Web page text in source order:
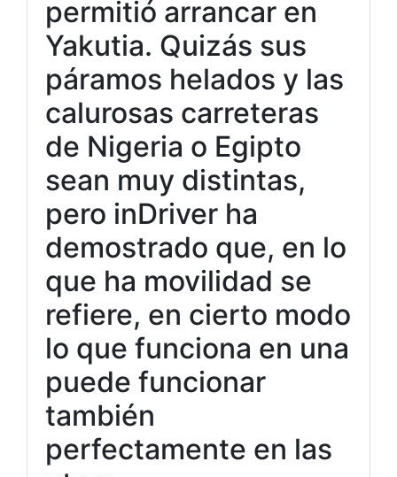
permitió arrancar en
Yakutia. Quizás sus
páramos helados y las
calurosas carreteras
de Nigeria o Egipto
sean muy distintas,
pero inDriver ha
demostrado que, en lo
que ha movilidad se
refiere, en cierto modo
lo que funciona en una
puede funcionar
también
perfectamente en las